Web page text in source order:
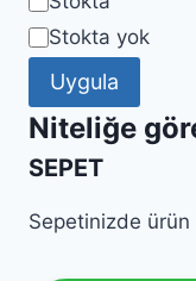
Stokta yok
Uygula
Niteliğe
SEPET
Sepetinizde